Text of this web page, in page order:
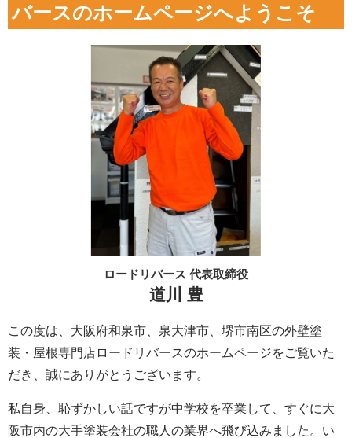
バースのホームページへようこそ
ロードリバース 代表取締役
道川 豊
この度は、大阪府和泉市、泉大津市、堺市南区の外壁塗
装・屋根専門店ロードリバースのホームページをご覧いた
だき、誠にありがとうございます。
私自身、恥ずかしい話ですが中学校を卒業して、すぐに大
阪市内の大手塗装会社の職人の業界へ飛び込みました。い